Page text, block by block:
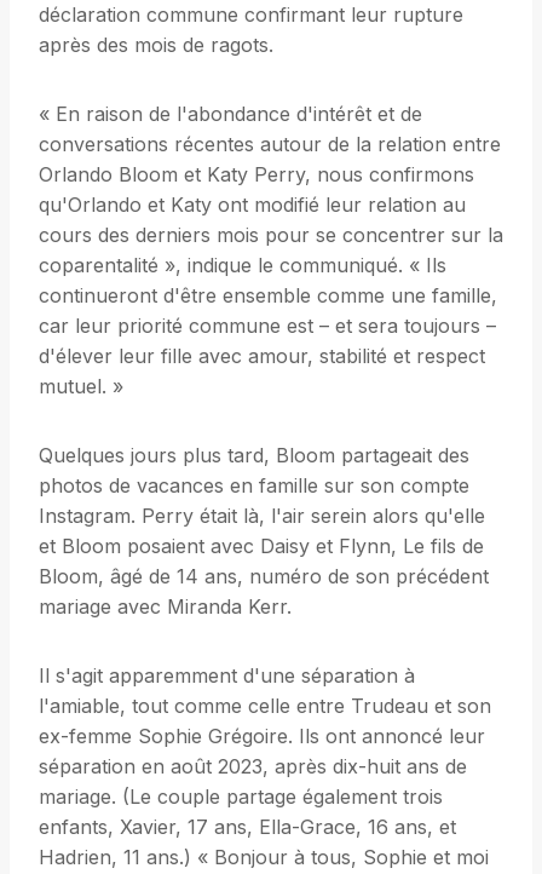
déclaration commune confirmant leur rupture
après des mois de ragots.
« En raison de l'abondance d'intérêt et de
conversations récentes autour de la relation entre
Orlando Bloom et Katy Perry, nous confirmons
qu'Orlando et Katy ont modifié leur relation au
cours des derniers mois pour se concentrer sur la
coparentalité », indique le communiqué. « Ils
continueront d'être ensemble comme une famille,
car leur priorité commune est – et sera toujours –
d'élever leur fille avec amour, stabilité et respect
mutuel. »
Quelques jours plus tard, Bloom partageait des
photos de vacances en famille sur son compte
Instagram. Perry était là, l'air serein alors qu'elle
et Bloom posaient avec Daisy et Flynn, Le fils de
Bloom, âgé de 14 ans, numéro de son précédent
mariage avec Miranda Kerr.
Il s'agit apparemment d'une séparation à
l'amiable, tout comme celle entre Trudeau et son
ex-femme Sophie Grégoire. Ils ont annoncé leur
séparation en août 2023, après dix-huit ans de
mariage. (Le couple partage également trois
enfants, Xavier, 17 ans, Ella-Grace, 16 ans, et
Hadrien, 11 ans.) « Bonjour à tous, Sophie et moi